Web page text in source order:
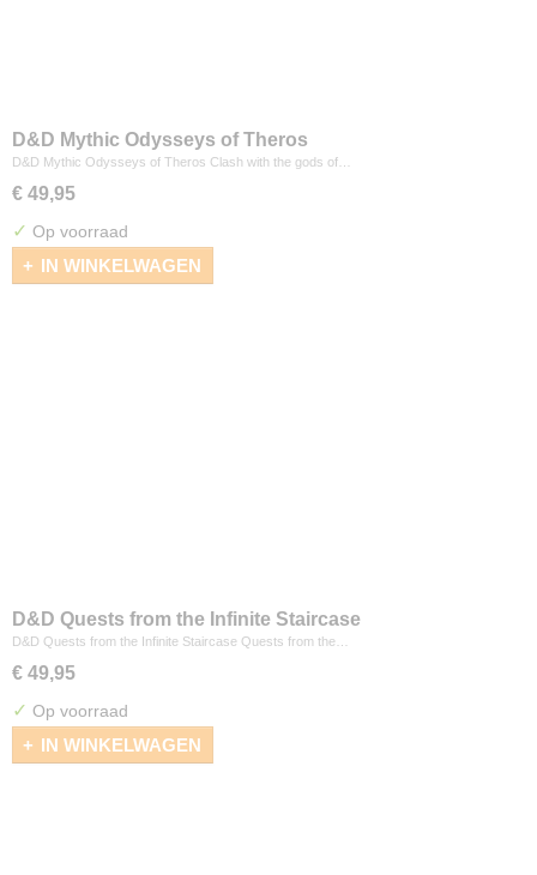
D&D Mythic Odysseys of Theros
D&D Mythic Odysseys of Theros Clash with the gods of…
€ 49,95
✓ Op voorraad
IN WINKELWAGEN
D&D Quests from the Infinite Staircase
D&D Quests from the Infinite Staircase Quests from the…
€ 49,95
✓ Op voorraad
IN WINKELWAGEN